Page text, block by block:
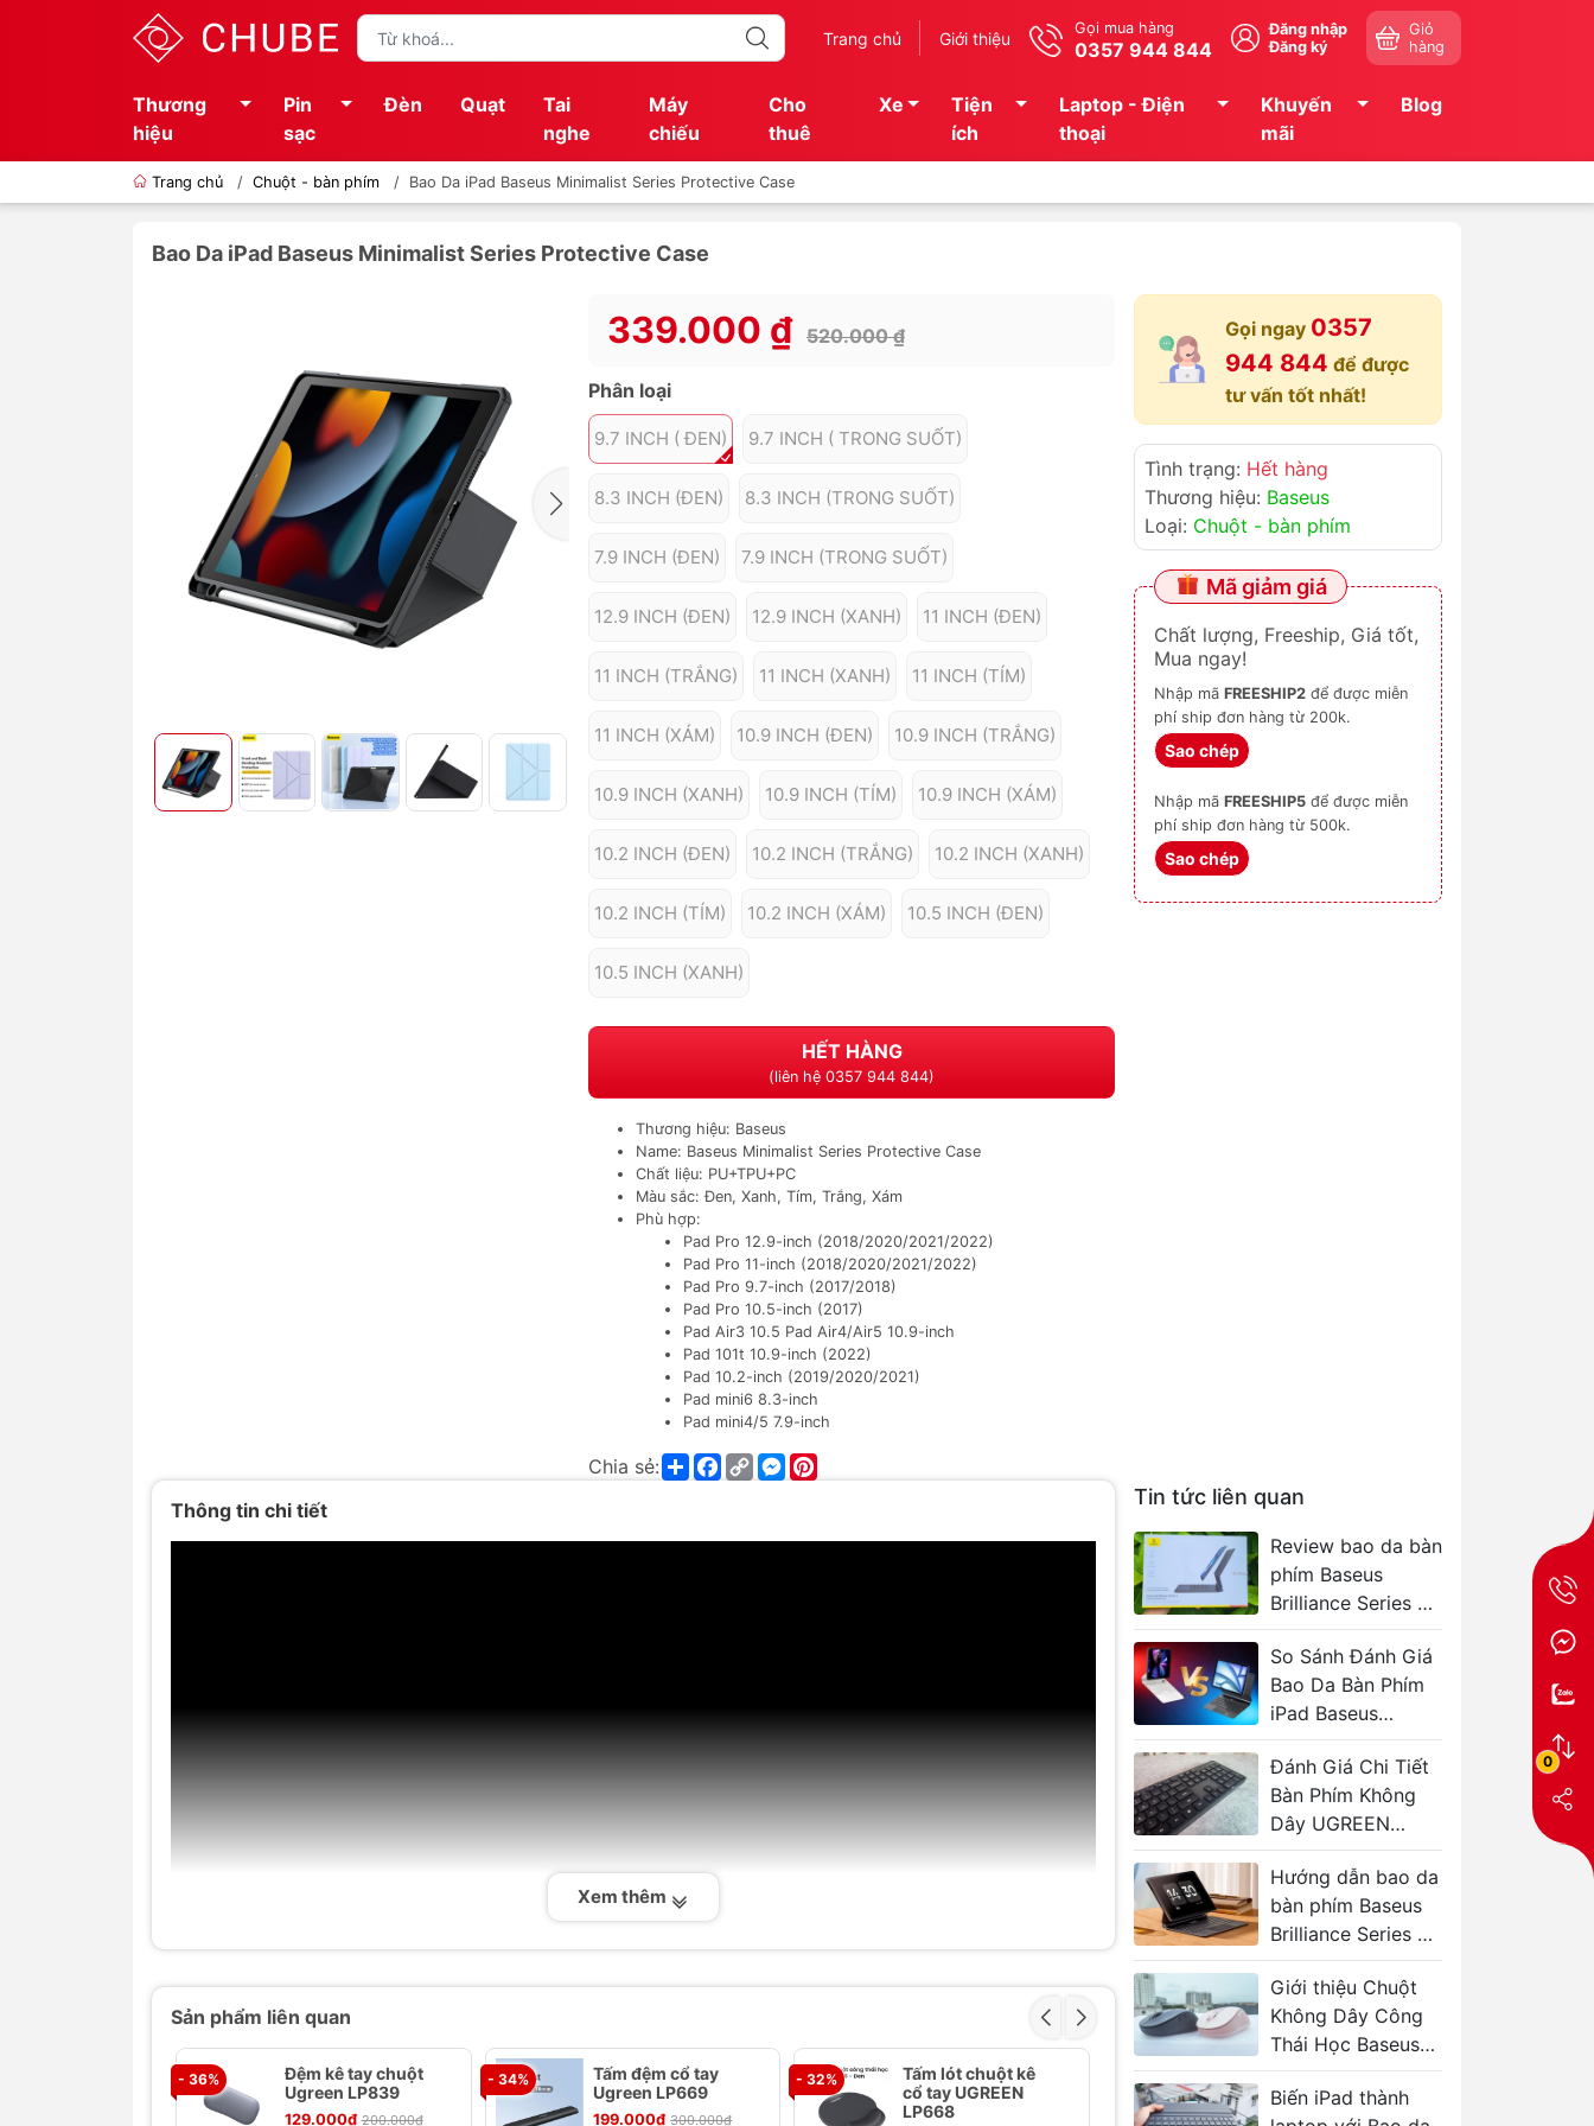
Trang chủ Giới thiệu Gọi mua hàng
0357 944 844
Đăng nhập
Đăng ký
Giỏ
hàng
Thương
hiệu
Pin
sạc
Đèn Quạt
Tai
nghe
Máy
chiếu
Cho
thuê
Xe
Tiện
ích
Laptop - Điện
thoại
Khuyến
mãi
Blog
Trang chủ / Chuột - bàn phím / Bao Da iPad Baseus Minimalist Series Protective Case
Bao Da iPad Baseus Minimalist Series Protective Case
339.000 ₫ 520.000 ₫
Phân loại
9.7 INCH ( ĐEN) 9.7 INCH ( TRONG SUỐT)
8.3 INCH (ĐEN) 8.3 INCH (TRONG SUỐT)
7.9 INCH (ĐEN) 7.9 INCH (TRONG SUỐT)
12.9 INCH (ĐEN) 12.9 INCH (XANH) 11 INCH (ĐEN)
11 INCH (TRẮNG) 11 INCH (XANH) 11 INCH (TÍM)
11 INCH (XÁM) 10.9 INCH (ĐEN) 10.9 INCH (TRẮNG)
10.9 INCH (XANH) 10.9 INCH (TÍM) 10.9 INCH (XÁM)
10.2 INCH (ĐEN) 10.2 INCH (TRẮNG) 10.2 INCH (XANH)
10.2 INCH (TÍM) 10.2 INCH (XÁM) 10.5 INCH (ĐEN)
10.5 INCH (XANH)
HẾT HÀNG
(liên hệ 0357 944 844)
Thương hiệu: Baseus
Name: Baseus Minimalist Series Protective Case
Chất liệu: PU+TPU+PC
Màu sắc: Đen, Xanh, Tím, Trắng, Xám
Phù hợp:
Pad Pro 12.9-inch (2018/2020/2021/2022)
Pad Pro 11-inch (2018/2020/2021/2022)
Pad Pro 9.7-inch (2017/2018)
Pad Pro 10.5-inch (2017)
Pad Air3 10.5 Pad Air4/Air5 10.9-inch
Pad 101t 10.9-inch (2022)
Pad 10.2-inch (2019/2020/2021)
Pad mini6 8.3-inch
Pad mini4/5 7.9-inch
0
Chia sẻ: ShareFacebook
Copy
Link
Messenger
Gọi ngay 0357
944 844 để được
tư vấn tốt nhất!
Tình trạng: Hết hàng
Thương hiệu: Baseus
Loại: Chuột - bàn phím
Mã giảm giá
Chất lượng, Freeship, Giá tốt,
Mua ngay!
Nhập mã FREESHIP2
phí ship đơn hàng từ 200k.
Sao chép
Nhập mã FREESHIP5
phí ship đơn hàng từ 500k.
Sao chép
Tin tức liên quan
Review bao da bàn
phím Baseus
Brilliance Series 2
cho iPad Pro và
Air
So Sánh Đánh Giá
Bao Da Bàn Phím
iPad Baseus
Brilliance 1 & 2
Đánh Giá Chi Tiết
Bàn Phím Không
Dây UGREEN
KU004
Hướng dẫn bao da
bàn phím Baseus
Brilliance Series 2
cho iPad
Giới thiệu Chuột
Không Dây Công
Thái Học Baseus
F02
Biến iPad thành
Thông tin chi tiết
Xem thêm
Sản phẩm liên quan
- 36%
Đệm kê tay chuột
Ugreen LP839
129.000₫ 200.000₫
- 34%
Tấm đệm cổ tay
Ugreen LP669
199.000₫ 300.000₫
- 32%
Tấm lót chuột kê
cổ tay UGREEN
LP668
- 33%
Chuột Gaming đa
năng Ugreen
MU103